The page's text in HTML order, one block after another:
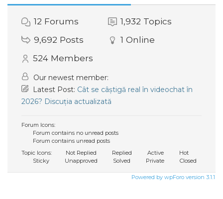
12 Forums 1,932 Topics
9,692 Posts 1 Online
524 Members
Our newest member:
Latest Post: Cât se câștigă real în videochat în
2026? Discuția actualizată
Forum Icons:
Forum contains no unread posts
Forum contains unread posts
Topic Icons:
Not Replied Replied Active
Hot
Sticky
Unapproved Solved Private Closed
Powered by wpForo version 3.1.1